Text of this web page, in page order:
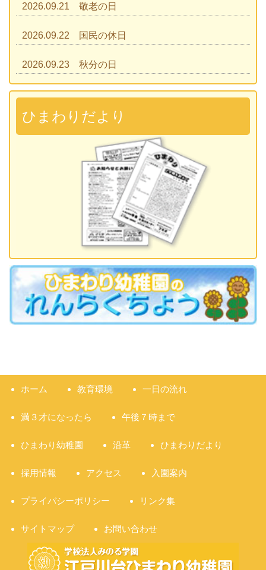
2026.09.21 敬老の日
2026.09.22 国民の休日
2026.09.23 秋分の日
2026.09.28 運動会
準備説明会
ひまわりだより
ホーム 教育環境 一日の流れ
満３才になったら 午後７時まで
ひまわり幼稚園 沿革 ひまわりだより
採用情報 アクセス 入園案内
プライバシーポリシー リンク集
サイトマップ お問い合わせ